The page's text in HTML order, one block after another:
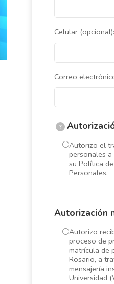
Celular (opcional):
Correo
?
Autorizo el
personales
su Política
Personales.
Autorización
Autorizo
proceso de
matrícula de
Rosario, a
mensajería
Universidad